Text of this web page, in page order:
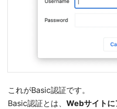
これがBasic認証です。
Basic認証とは、 Webサイトに